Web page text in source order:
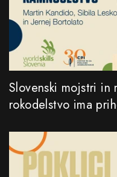
Slovenski mojstri
rokodelstvo ima